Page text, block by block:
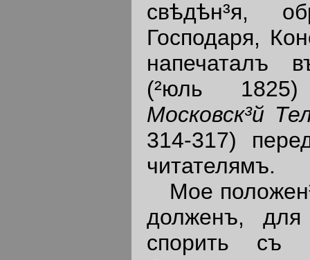
свѣдѣн³я,
Господаря,
напечаталъ
(²юль 1825)
Московск³й
314-317)
читателямъ.
Мое
долженъ, для
спорить съ